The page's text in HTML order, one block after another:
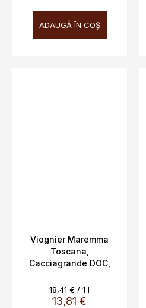
ADAUGĂ ÎN COŞ
Viognier Maremma
Toscana,
Cacciagrande DOC,
13,81 €
Evaluare
preţ:
18,41 € / 1 l